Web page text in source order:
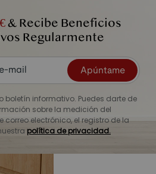
100 dB
Tren
Pasando
& Recibe Beneficios
Regularmente
Apúntame
boletín informativo. Puedes darte de
sobre la medición del
correo electrónico, el registro de la
política de privacidad.